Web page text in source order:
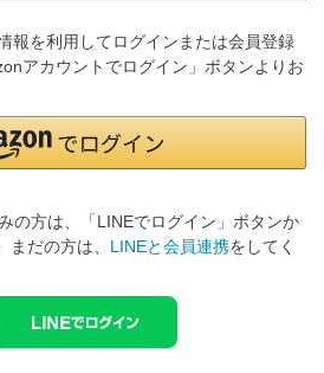
報を利用してログインまたは会員登録
アカウントでログイン」ボタンよりお
の方は、「LINEでログイン」ボタンか
まだの方は、 LINEと会員連携をしてく